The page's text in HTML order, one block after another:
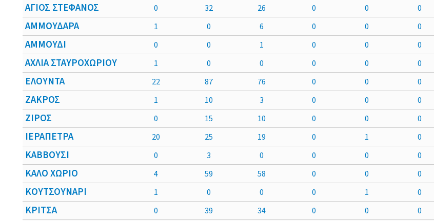
ΑΓΙΟΣ ΣΤΕΦΑΝΟΣ 0 32 26 0 0 0
ΑΜΜΟΥΔΑΡΑ 1 0 6 0 0 0
ΑΜΜΟΥΔΙ 0 0 1 0 0 0
ΑΧΛΙΑ ΣΤΑΥΡΟΧΩΡΙΟΥ 1 0 0 0 0 0
ΕΛΟΥΝΤΑ 22 87 76 0 0 0
ΖΑΚΡΟΣ 1 10 3 0 0 0
ΖΙΡΟΣ 0 15 10 0 0 0
ΙΕΡΑΠΕΤΡΑ 20 25 19 0 1 0
ΚΑΒΒΟΥΣΙ 0 3 0 0 0 0
ΚΑΛΟ ΧΩΡΙΟ 4 59 58 0 0 0
ΚΟΥΤΣΟΥΝΑΡΙ 1 0 0 0 1 0
ΚΡΙΤΣΑ 0 39 34 0 0 0